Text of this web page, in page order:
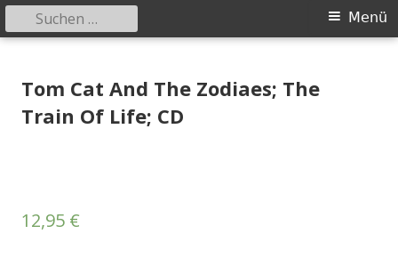
zum
Primäres
Menü
Suchen
nach:
Tom Cat And The Zodiaes; The
Train Of Life; CD
12,95 €